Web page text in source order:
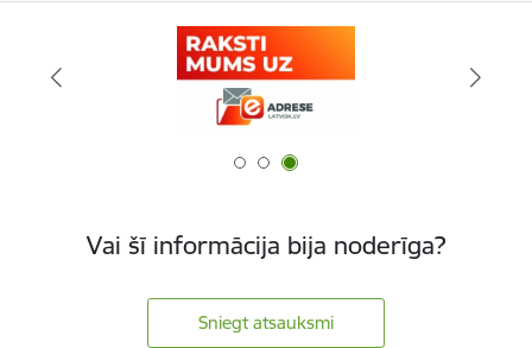
Vai šī informācija bija noderīga?
Sniegt atsauksmi